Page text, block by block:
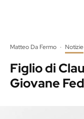
Matteo Da Fermo · Notizie
Figlio di
Giovane